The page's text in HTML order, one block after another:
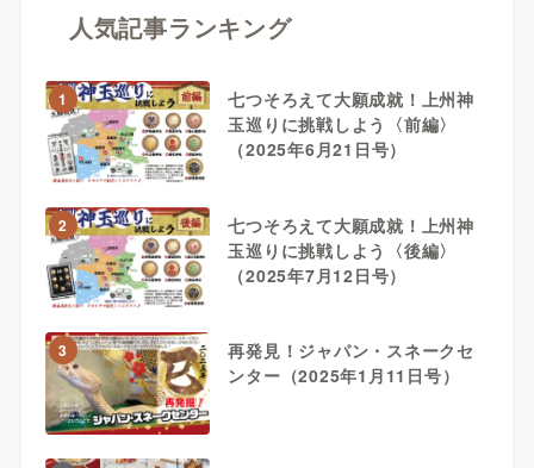
人気記事ランキング
1
七つそろえて大願成就！上州神
玉巡りに挑戦しよう〈前編〉
（2025年6月21日号）
2
七つそろえて大願成就！上州神
玉巡りに挑戦しよう〈後編〉
（2025年7月12日号）
3
再発見！ジャパン・スネークセ
ンター（2025年1月11日号）